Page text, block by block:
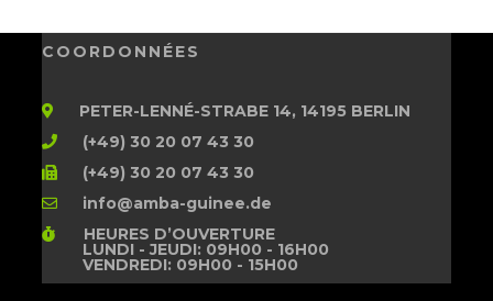
COORDONNÉES
PETER-LENNÉ-STRABE 14, 14195 BERLIN
(+49) 30 20 07 43 30
(+49) 30 20 07 43 30
info@amba-guinee.de
HEURES D’OUVERTURE
LUNDI - JEUDI: 09H00 - 16H00
VENDREDI: 09H00 - 15H00